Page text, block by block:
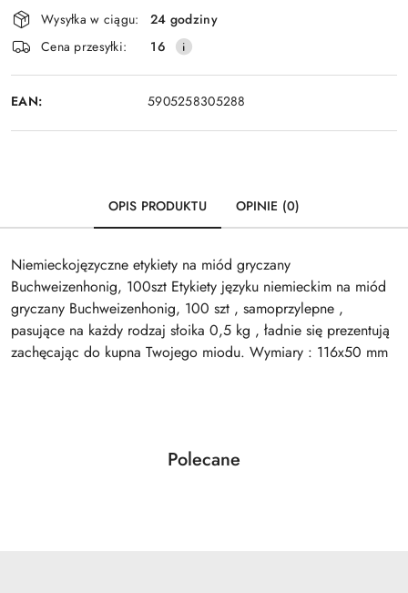
Wyślij
i
dostawa
Wysyłka w ciągu:
24 godziny
Cena przesyłki:
16
EAN: 5905258305288
OPIS PRODUKTU OPINIE (0)
Niemieckojęzyczne etykiety na miód gryczany
Buchweizenhonig, 100szt Etykiety języku niemieckim na miód
gryczany Buchweizenhonig, 100 szt , samoprzylepne ,
pasujące na każdy rodzaj słoika 0,5 kg , ładnie się prezentują
zachęcając do kupna Twojego miodu. Wymiary : 116x50 mm
Pomiń karuzelę produktów
Produkty
Polecane